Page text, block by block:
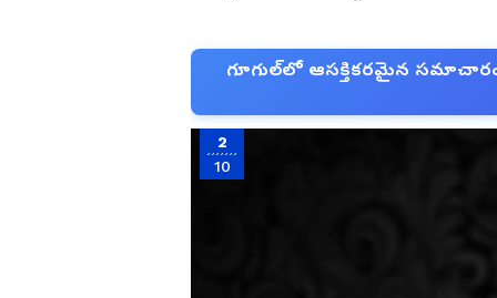
గూగుల్‌లో ఆసక్తికరమైన
2
10